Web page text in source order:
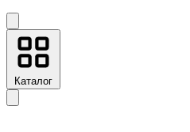
Каталог